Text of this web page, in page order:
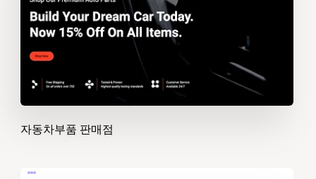
자동차부품 판매점